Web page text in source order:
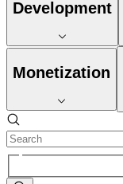
Development
Monetization